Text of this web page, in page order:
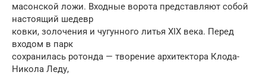
масонской ложи. Входные ворота представляют собой
настоящий шедевр
ковки, золочения и чугунного литья XIX века. Перед
входом в парк
сохранилась ротонда — творение архитектора Клода-
Никола Леду,